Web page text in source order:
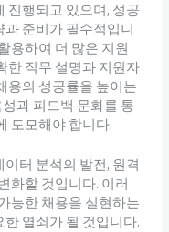
진행되고 있으며, 성공
준비가 필수적입니
용하여 더 많은 지원
한 직무 설명과 지원자
용의 성공률을 높이는
과 피드백 문화를 통
도모해야 합니다.
터 분석의 발전, 원격
화할 것입니다. 이러
능한 채용을 실현하는
열쇠가 될 것입니다.